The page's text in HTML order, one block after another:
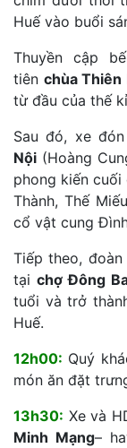
Huế vào buổi
Thuyền cập
tiên chùa Thiên
từ đầu của thế
Sau đó, xe
Nội (Hoàng
phong kiến cuối
Thành, Thế
cổ vật cung
Tiếp theo,
tại chợ Đông
tuổi và trở
Huế.
12h00: Quý
món ăn đặt
13h30: Xe và
Minh Mạng–